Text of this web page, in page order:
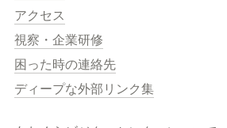
アクセス
視察・企業研修
困った時の連絡先
ディープな外部リンク集